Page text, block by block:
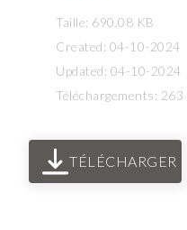
Taille: 690.08 KB
Created: 04-10-2024
Updated: 04-10-2024
Téléchargements: 263
TÉLÉCHARGER